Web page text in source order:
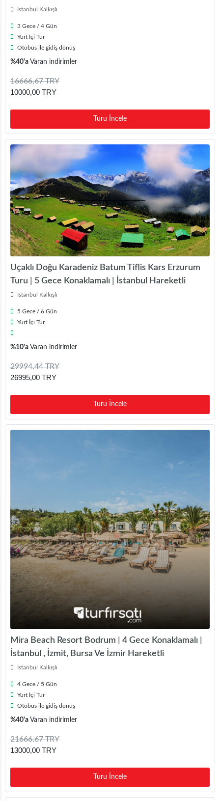
İstanbul Kalkışlı
3 Gece / 4 Gün
Yurt İçi Tur
Otobüs ile gidiş dönüş
%40'a Varan indirimler
16666,67 TRY
10000,00 TRY
Turu İncele
Uçaklı Doğu Karadeniz Batum Tiflis Kars Erzurum
Turu | 5 Gece Konaklamalı | İstanbul Hareketli
İstanbul Kalkışlı
5 Gece / 6 Gün
Yurt İçi Tur
%10'a Varan indirimler
29994,44 TRY
26995,00 TRY
Turu İncele
Mira Beach Resort Bodrum | 4 Gece Konaklamalı |
İstanbul , İzmit, Bursa Ve İzmir Hareketli
İstanbul Kalkışlı
4 Gece / 5 Gün
Yurt İçi Tur
Otobüs ile gidiş dönüş
%40'a Varan indirimler
21666,67 TRY
13000,00 TRY
Turu İncele